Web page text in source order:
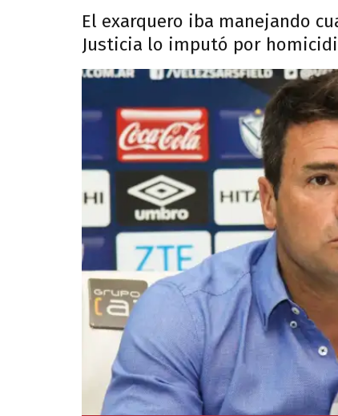
El exarquero iba manejando
Justicia lo imputó por